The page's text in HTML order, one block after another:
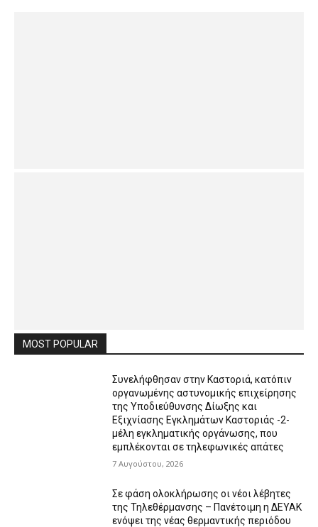
MOST POPULAR
Συνελήφθησαν στην Καστοριά, κατόπιν
οργανωμένης αστυνομικής επιχείρησης
της Υποδιεύθυνσης Δίωξης και
Εξιχνίασης Εγκλημάτων Καστοριάς -2-
μέλη εγκληματικής οργάνωσης, που
εμπλέκονται σε τηλεφωνικές απάτες
7 Αυγούστου, 2026
Σε φάση ολοκλήρωσης οι νέοι λέβητες
της Τηλεθέρμανσης – Πανέτοιμη η ΔΕΥΑΚ
ενόψει της νέας θερμαντικής περιόδου